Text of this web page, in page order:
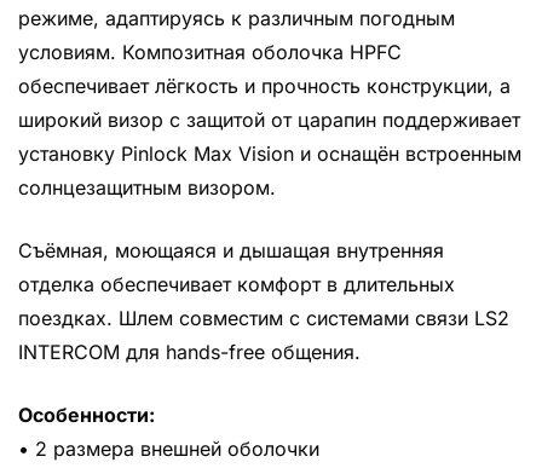
режиме, адаптируясь к различным погодным
условиям. Композитная оболочка HPFC
обеспечивает лёгкость и прочность конструкции, а
широкий визор с защитой от царапин поддерживает
установку Pinlock Max Vision и оснащён встроенным
солнцезащитным визором.
Съёмная, моющаяся и дышащая внутренняя
отделка обеспечивает комфорт в длительных
поездках. Шлем совместим с системами связи LS2
INTERCOM для hands-free общения.
Особенности:
• 2 размера внешней оболочки